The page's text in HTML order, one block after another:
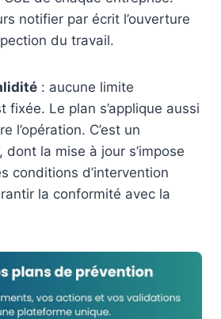
notifier par écrit l’ouverture
du travail.
: aucune limite
fixée. Le plan s’applique aussi
l’opération. C’est un
la mise à jour s’impose
conditions d’intervention
la conformité avec la